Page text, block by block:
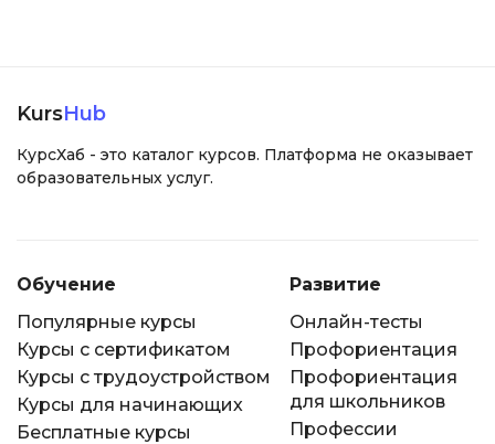
KursHub
КурсХаб - это каталог курсов. Платформа не оказывает
образовательных услуг.
Обучение
Популярные курсы
Курсы с сертификатом
Курсы с трудоустройством
Курсы для начинающих
Бесплатные курсы
Развитие
Онлайн-тесты
Профориентация
Профориентация
для школьников
Профессии